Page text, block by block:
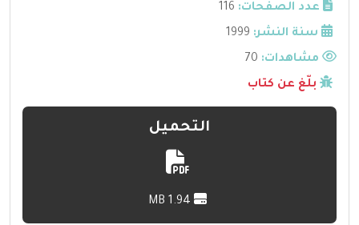
عدد الصفحات: 116
سنة النشر: 1999
مشاهدات:
بلّغ عن كتاب
التحميل